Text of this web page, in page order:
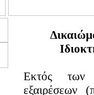
Εκτός των
εξαιρέσεων